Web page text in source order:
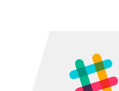
지라(JIRA), 깃허브
등의 서비스와 잔디를 연결
연동은 여러가..